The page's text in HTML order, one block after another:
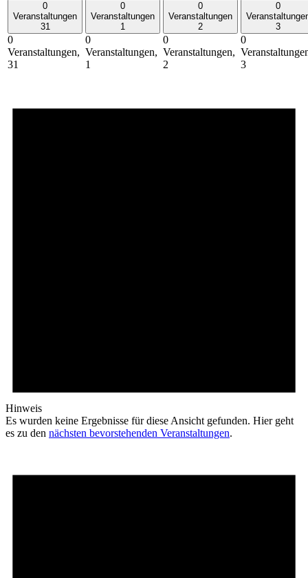
0
Veranstaltungen
31
0
Veranstaltungen,
31
0
Veranstaltungen
1
0
Veranstaltungen,
1
0
Veranstaltungen
2
0
Veranstaltungen,
2
0
3
0
3
Hinweis
Es wurden keine Ergebnisse für diese Ansicht gefunden. Hier geht
es zu den nächsten bevorstehenden Veranstaltungen.